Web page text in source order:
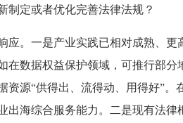
制定或者优化完善法律法规？
应。一是产业实践已相对成熟、
在数据权益保护领域，可推行部
资源“供得出、流得动、用得好”。
海综合服务能力。二是现有法律